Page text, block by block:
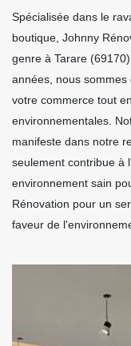
Spécialisée dans le
boutique, Johnny
genre à Tarare
années, nous
votre commerce tout
environnementales.
manifeste dans notre
seulement contribue à
environnement sain
Rénovation pour un
faveur de